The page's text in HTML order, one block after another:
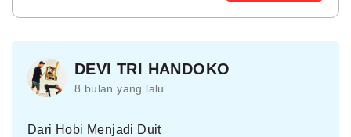
DEVI TRI HANDOKO
8 bulan yang lalu
Dari Hobi Menjadi Duit